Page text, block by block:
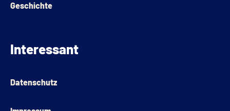
Geschichte
Interessant
Datenschutz